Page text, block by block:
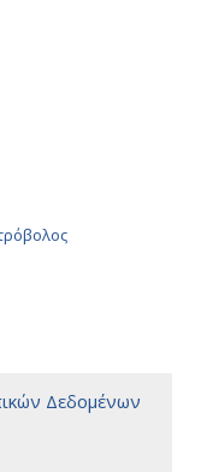
Δεδομένων